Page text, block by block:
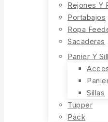
Rejones Y
Portabajos
Ropa
Sacaderas
Panier Y
Sillas
Tupper
Pack